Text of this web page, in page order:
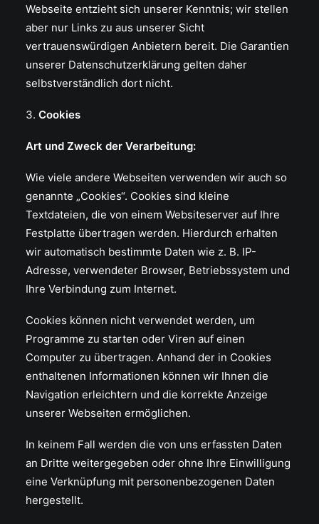
Webseite entzieht sich unserer Kenntnis; wir stellen
aber nur Links zu aus unserer Sicht
vertrauenswürdigen Anbietern bereit. Die Garantien
unserer Datenschutzerklärung gelten daher
selbstverständlich dort nicht.
Cookies
Art und Zweck der Verarbeitung:
Wie viele andere Webseiten verwenden wir auch so
genannte „Cookies“. Cookies sind kleine
Textdateien, die von einem Websiteserver auf Ihre
Festplatte übertragen werden. Hierdurch erhalten
wir automatisch bestimmte Daten wie z. B. IP-
Adresse, verwendeter Browser, Betriebssystem und
Ihre Verbindung zum Internet.
Cookies können nicht verwendet werden, um
Programme zu starten oder Viren auf einen
Computer zu übertragen. Anhand der in Cookies
enthaltenen Informationen können wir Ihnen die
Navigation erleichtern und die korrekte Anzeige
unserer Webseiten ermöglichen.
In keinem Fall werden die von uns erfassten Daten
an Dritte weitergegeben oder ohne Ihre Einwilligung
eine Verknüpfung mit personenbezogenen Daten
hergestellt.